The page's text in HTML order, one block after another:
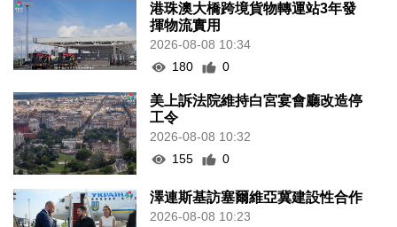
港珠澳大橋跨境貨物轉運站3年發
揮物流實用
2026-08-08 10:34
180
0
美上訴法院維持白宮宴會廳改造停
工令
2026-08-08 10:32
155
0
澤連斯基訪塞爾維亞冀建設性合作
2026-08-08 10:23